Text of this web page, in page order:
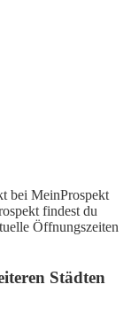
bei MeinProspekt
findest du
Öffnungszeiten
Städten